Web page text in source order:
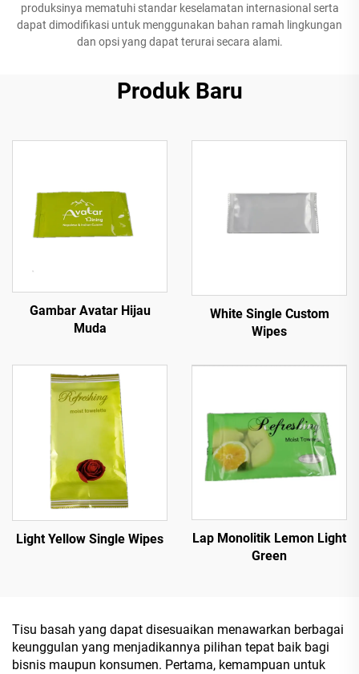
produksinya mematuhi standar keselamatan internasional serta
dapat dimodifikasi untuk menggunakan bahan ramah lingkungan
dan opsi yang dapat terurai secara alami.
Produk Baru
Gambar Avatar Hijau
Muda
White Single Custom
Wipes
Light Yellow Single Wipes
Lap Monolitik Lemon Light
Green
Tisu basah yang dapat disesuaikan menawarkan berbagai
keunggulan yang menjadikannya pilihan tepat baik bagi
bisnis maupun konsumen. Pertama, kemampuan untuk